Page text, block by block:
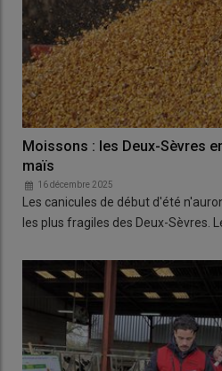
Moissons : les Deux-Sèvres
maïs
16 décembre 2025
Les canicules de début d'été
les plus fragiles des Deux-Sèvres.